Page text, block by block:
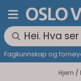
Hopp til innhold
Fagkunnskap og
Hjem /